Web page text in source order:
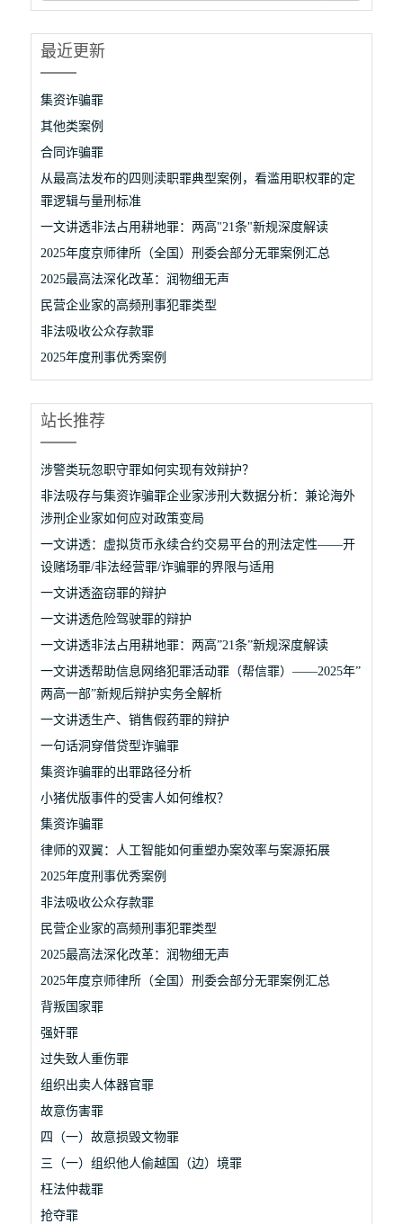
最近更新
集资诈骗罪
其他类案例
合同诈骗罪
从最高法发布的四则渎职罪典型案例，看滥用职权罪的定
罪逻辑与量刑标准
一文讲透非法占用耕地罪：两高"21条"新规深度解读
2025年度京师律所（全国）刑委会部分无罪案例汇总
2025最高法深化改革：润物细无声
民营企业家的高频刑事犯罪类型
非法吸收公众存款罪
2025年度刑事优秀案例
站长推荐
涉警类玩忽职守罪如何实现有效辩护？
非法吸存与集资诈骗罪企业家涉刑大数据分析：兼论海外
涉刑企业家如何应对政策变局
一文讲透：虚拟货币永续合约交易平台的刑法定性——开
设赌场罪/非法经营罪/诈骗罪的界限与适用
一文讲透盗窃罪的辩护
一文讲透危险驾驶罪的辩护
一文讲透非法占用耕地罪：两高”21条”新规深度解读
一文讲透帮助信息网络犯罪活动罪（帮信罪）——2025年”
两高一部”新规后辩护实务全解析
一文讲透生产、销售假药罪的辩护
一句话洞穿借贷型诈骗罪
集资诈骗罪的出罪路径分析
小猪优版事件的受害人如何维权？
集资诈骗罪
律师的双翼：人工智能如何重塑办案效率与案源拓展
2025年度刑事优秀案例
非法吸收公众存款罪
民营企业家的高频刑事犯罪类型
2025最高法深化改革：润物细无声
2025年度京师律所（全国）刑委会部分无罪案例汇总
背叛国家罪
强奸罪
过失致人重伤罪
组织出卖人体器官罪
故意伤害罪
四（一）故意损毁文物罪
三（一）组织他人偷越国（边）境罪
枉法仲裁罪
抢夺罪